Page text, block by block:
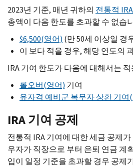
2023년 기준, 매년 귀하의 전통적 IRA
총액이 다음 한도를 초과할 수 없습
$6,500(영어) (만 50세 이상일 경
이 보다 적을 경우, 해당 연도의
IRA 기여 한도가 다음에 대해서는
롤오버(영어) 기여
유자격 예비군 복무자 상환 기여
IRA기여 공제
전통적 IRA 기여에 대한 세금 공제
우자가 직장으로 부터 은퇴 연금 계
입이 일정 기준을 초과할 경우 공제